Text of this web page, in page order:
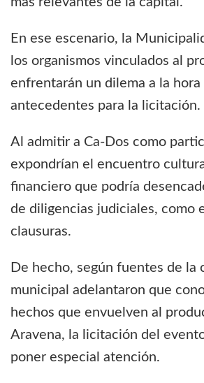
En ese escenario, la
los organismos vinculados al
enfrentarán un dilema a la hora
antecedentes para la licitación.
Al admitir a Ca-Dos como
expondrían el encuentro
financiero que podría
de diligencias judiciales, como
clausuras.
De hecho, según fuentes de la
municipal adelantaron que
hechos que envuelven al
Aravena, la licitación del
poner especial atención.